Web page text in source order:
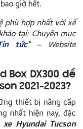
giờ hết.
phù hợp nhất với xế
tại: Chuyên mục
tức” – Website
Box DX300 để
2021-2023?
thiết bị nâng cấp
nhất hiện nay, đặc
Hyundai Tucson